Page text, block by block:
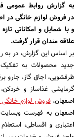
و با شمایل و امکاناتی
علاقه مندان قرار گرفت.
بر اساس این گزارش، در
جدید محصولات به تفکیک
ظرفشویی، اجاق گاز، جارو
گرمایشی غذاساز و
اصفهان،فروش لوازم
اصفهان به فهرست
اعتباری و اقساطی،